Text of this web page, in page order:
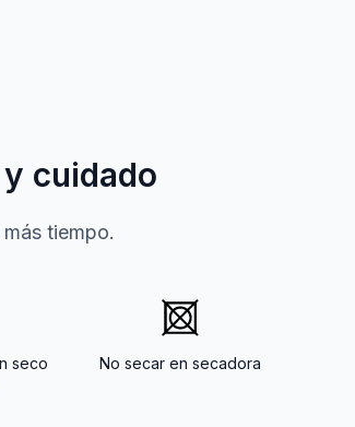
cuidado
tiempo.
seco
No secar en secadora